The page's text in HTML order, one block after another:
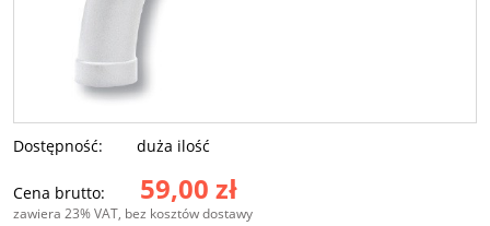
Dostępność: duża ilość
Cena brutto: 59,00 zł
zawiera 23% VAT, bez kosztów dostawy